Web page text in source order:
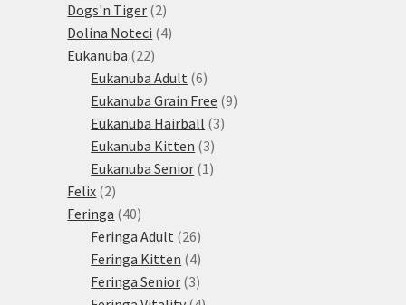
produktů
Dogs'n Tiger 22
produkty
Dolina Noteci 44
Eukanuba 2222
produktů
Eukanuba Adult 66
produktů
Eukanuba Grain Free 99
Eukanuba Hairball 33
Eukanuba Kitten 33
produkty
Eukanuba Senior 1 1
Felix 22
produkty
Feringa 4040
produktů
Feringa Adult 2626
produktů
Feringa Kitten 44
produkty
Feringa Senior 33